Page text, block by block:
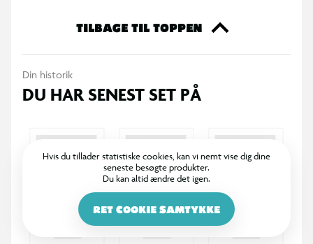
TILBAGE TIL TOPPEN
Din historik
DU HAR SENEST SET PÅ
Hvis du tillader statistiske cookies, kan vi nemt vise dig dine
seneste besøgte produkter.
Du kan altid ændre det igen.
RET COOKIE SAMTYKKE